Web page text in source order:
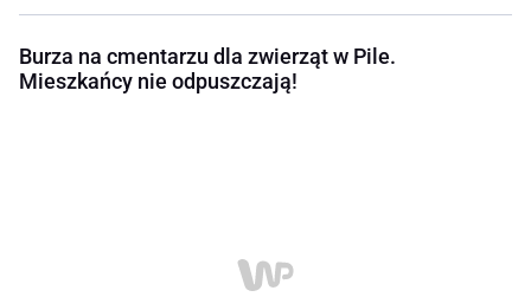
Burza na cmentarzu dla zwierząt w Pile.
Mieszkańcy nie odpuszczają!